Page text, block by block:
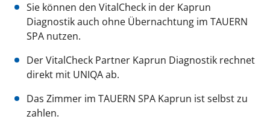
Sie können den VitalCheck in der Kaprun
Diagnostik auch ohne Übernachtung im TAUERN
SPA nutzen.
Der VitalCheck Partner Kaprun Diagnostik rechnet
direkt mit UNIQA ab.
Das Zimmer im TAUERN SPA Kaprun ist selbst zu
zahlen.